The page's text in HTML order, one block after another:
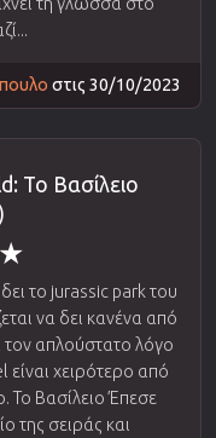
τη γλώσσα στο
στις 30/10/2023
Το Βασίλειο
το jurassic park του
να δει κανένα από
τον απλούστατο λόγο
χειρότερο από
Το Βασίλειο Έπεσε
της σειράς και